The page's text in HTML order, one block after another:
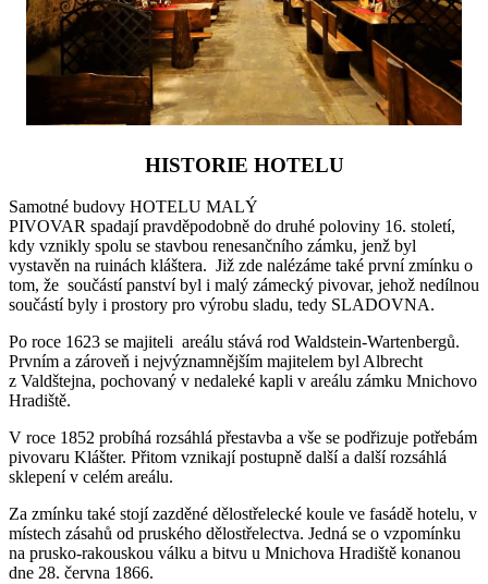
HISTORIE HOTELU
Samotné budovy HOTELU MALÝ
PIVOVAR spadají pravděpodobně do druhé poloviny 16. století,
kdy vznikly spolu se stavbou renesančního zámku, jenž byl
vystavěn na ruinách kláštera. Již zde nalézáme také první zmínku o
tom, že součástí panství byl i malý zámecký pivovar, jehož nedílnou
součástí byly i prostory pro výrobu sladu, tedy SLADOVNA.
Po roce 1623 se majiteli areálu stává rod Waldstein-Wartenbergů.
Prvním a zároveň i nejvýznamnějším majitelem byl Albrecht
z Valdštejna, pochovaný v nedaleké kapli v areálu zámku Mnichovo
Hradiště.
V roce 1852 probíhá rozsáhlá přestavba a vše se podřizuje potřebám
pivovaru Klášter. Přitom vznikají postupně další a další rozsáhlá
sklepení v celém areálu.
Za zmínku také stojí zazděné dělostřelecké koule ve fasádě hotelu, v
místech zásahů od pruského dělostřelectva. Jedná se o vzpomínku
na prusko-rakouskou válku a bitvu u Mnichova Hradiště konanou
dne 28. června 1866.